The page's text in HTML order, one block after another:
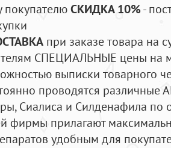
СКИДКА 10%-
при заказе товара на
СПЕЦИАЛЬНЫЕ цены на
выписки товарного
проводятся
Сиалиса и Силденафила по
фирмы прилагают
удобным для